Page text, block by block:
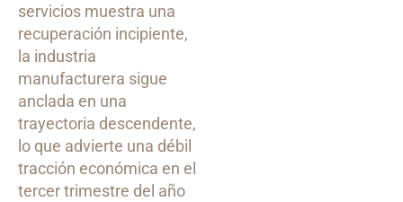
servicios muestra una
recuperación incipiente,
la industria
manufacturera sigue
anclada en una
trayectoria descendente,
lo que advierte una débil
tracción económica en el
tercer trimestre del año